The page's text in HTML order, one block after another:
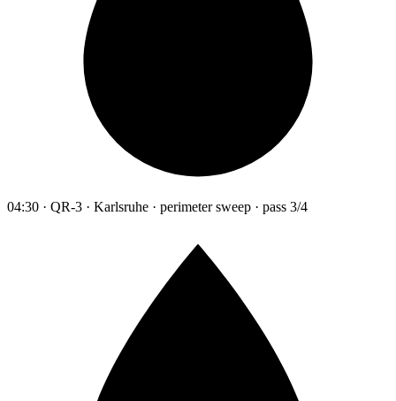
04:30 · QR-3 · Karlsruhe · perimeter sweep · pass 3/4